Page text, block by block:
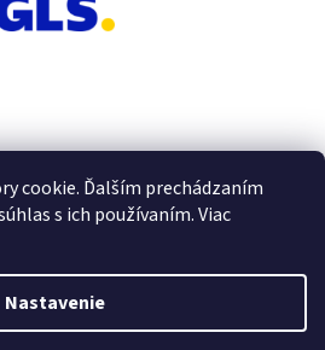
cookie. Ďalším prechádzaním
s ich používaním. Viac
Nastavenie
Vytvoril Shoptet